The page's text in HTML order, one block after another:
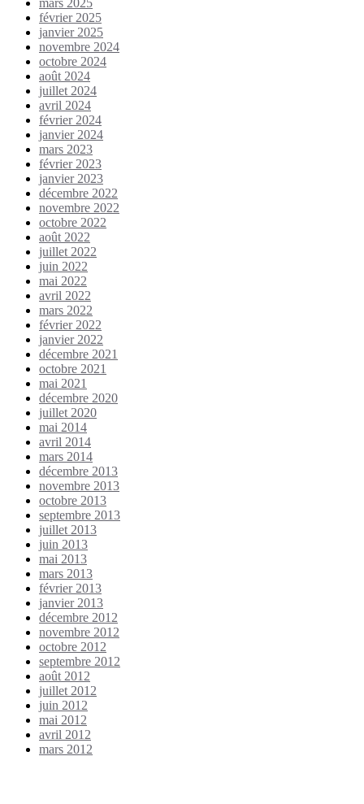
février 2025
janvier 2025
novembre 2024
octobre 2024
août 2024
juillet 2024
avril 2024
février 2024
janvier 2024
mars 2023
février 2023
janvier 2023
décembre 2022
novembre 2022
octobre 2022
août 2022
juillet 2022
juin 2022
mai 2022
avril 2022
mars 2022
février 2022
janvier 2022
décembre 2021
octobre 2021
mai 2021
décembre 2020
juillet 2020
mai 2014
avril 2014
mars 2014
décembre 2013
novembre 2013
octobre 2013
septembre 2013
juillet 2013
juin 2013
mai 2013
mars 2013
février 2013
janvier 2013
décembre 2012
novembre 2012
octobre 2012
septembre 2012
août 2012
juillet 2012
juin 2012
mai 2012
avril 2012
mars 2012